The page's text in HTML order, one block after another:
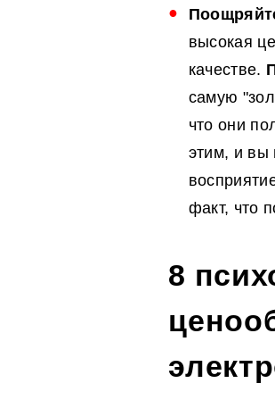
высокая
качестве.
самую
что они
этим, и вы
факт, что
8